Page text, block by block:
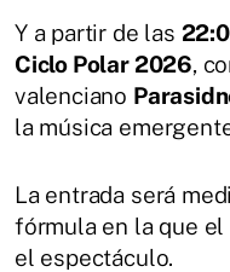
Y a partir de las
Ciclo Polar 2026,
valenciano
la música
La entrada será
fórmula en la que
el espectáculo.